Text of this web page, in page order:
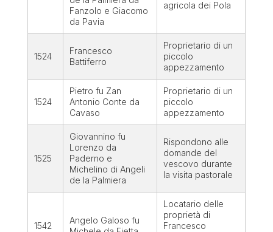
Fanzolo e Giacomo
da Pavia
agricola dei Pola
1524
Francesco
Battiferro
Proprietario di un
piccolo
appezzamento
1524
Pietro fu Zan
Antonio Conte da
Cavaso
Proprietario di un
piccolo
appezzamento
1525
Giovannino fu
Lorenzo da
Paderno e
Michelino di Angeli
de la Palmiera
Rispondono alle
domande del
vescovo durante
la visita pastorale
1542
Angelo Galoso fu
Locatario delle
proprietà di
Francesco